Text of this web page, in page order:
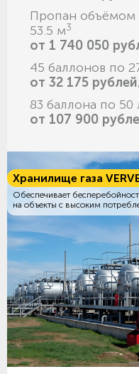
Пропан объёмом
53.5 м3
от 1 740 050
45 баллонов по
от 32 175
83 баллона по 50
от 107 900
Хранилище газа
Обеспечивает
на объекты с высоким